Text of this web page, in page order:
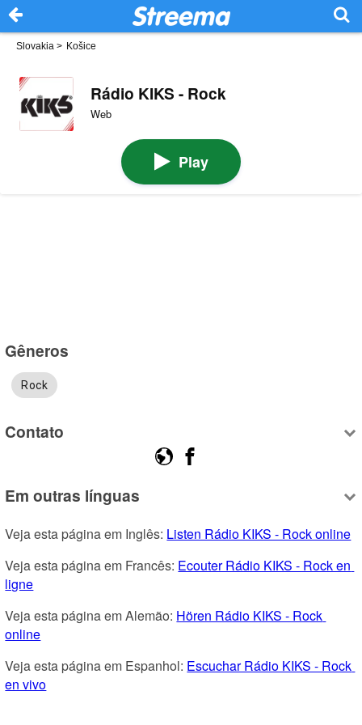
Slovakia > Košice
Rádio KIKS - Rock
Web
Play
Gêneros
Rock
Contato
Em outras línguas
Veja esta página em Inglês: Listen Rádio KIKS - Rock online
Veja esta página em Francês: Ecouter Rádio KIKS - Rock en
ligne
Veja esta página em Alemão: Hören Rádio KIKS - Rock
online
Veja esta página em Espanhol: Escuchar Rádio KIKS - Rock
en vivo